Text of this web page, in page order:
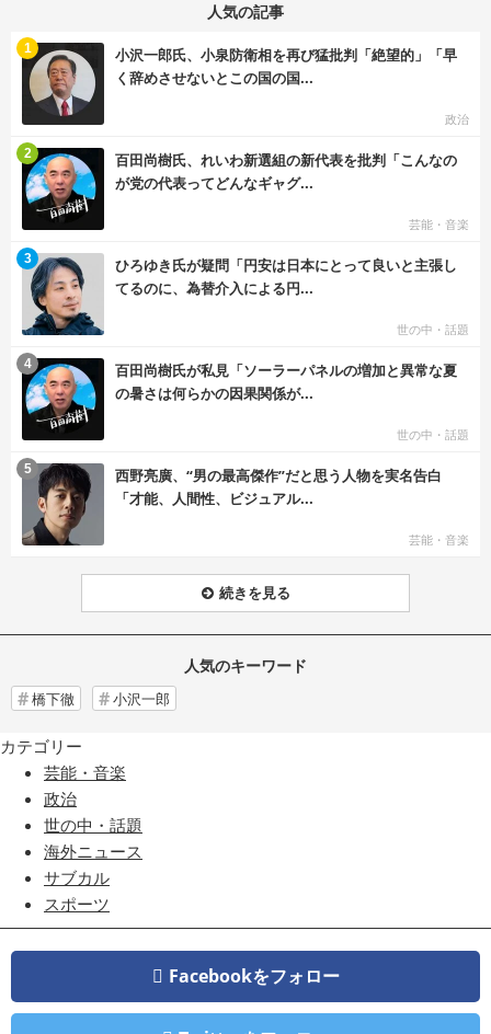
人気の記事
小沢一郎氏、小泉防衛相を再び猛批判「絶望的」「早
く辞めさせないとこの国の国...
政治
1
百田尚樹氏、れいわ新選組の新代表を批判「こんなの
が党の代表ってどんなギャグ...
芸能・音楽
2
ひろゆき氏が疑問「円安は日本にとって良いと主張し
てるのに、為替介入による円...
世の中・話題
3
百田尚樹氏が私見「ソーラーパネルの増加と異常な夏
の暑さは何らかの因果関係が...
世の中・話題
4
西野亮廣、“男の最高傑作”だと思う人物を実名告白
「才能、人間性、ビジュアル...
芸能・音楽
5
続きを見る
人気のキーワード
橋下徹 小沢一郎
カテゴリー
芸能・音楽
政治
世の中・話題
海外ニュース
サブカル
スポーツ
Facebookをフォロー